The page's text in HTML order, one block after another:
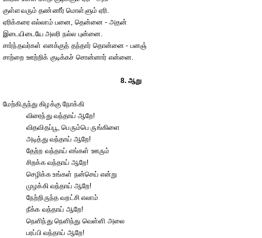
குள்ளவரும் தண்ணீர் மொள்ளும் ஏரி.
ஏரிக்கரை எல்லாம் பனை, தென்னை - அதன்
இடையிடையே அலரி நல்ல புன்னை.
சார்ந்தவர்கள் எனக்குத் தந்தார் தொன்னை - பனஞ்
சாற்றை ஊற்றிக் குடிக்கச் சொன்னார் என்னை.
8. ஆறு
மேற்கிருந்து கிழக்கு நோக்கி
விரைந்து வந்தாய் ஆறே!
விதவிதப்பூ, பெரும்பெ ருங்கிளை
அடித்து வந்தாய் ஆறே!
தேற்ற வந்தாய் எங்கள் ஊரும்
சிறக்க வந்தாய் ஆறே!
செழிக்க உங்கள் நன்செய் என்று
முழக்கி வந்தாய் ஆறே!
நேற்றிருந்த வறட்சி எலாம்
நீக்க வந்தாய் ஆறே!
நெளிந்து நெளிந்து வெள்ளி அலை
பரப்பி வந்தாய் ஆறே!